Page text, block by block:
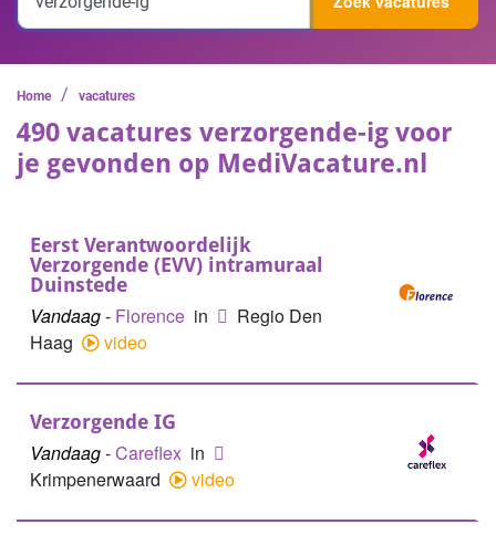
Home / vacatures
490 vacatures verzorgende-ig voor
je gevonden op MediVacature.nl
Eerst Verantwoordelijk
Verzorgende (EVV) intramuraal
Duinstede
Vandaag- Florence in
Regio Den
Haag
video
Verzorgende IG
Vandaag-Careflex in
Krimpenerwaard
video